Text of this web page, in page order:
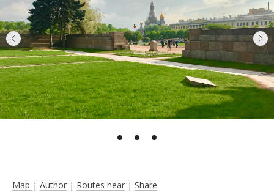
Map | Author | Routes near | Share